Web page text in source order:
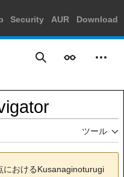
Security AUR Download
検索 表示 個人
ツール
におけるKusanaginoturugi